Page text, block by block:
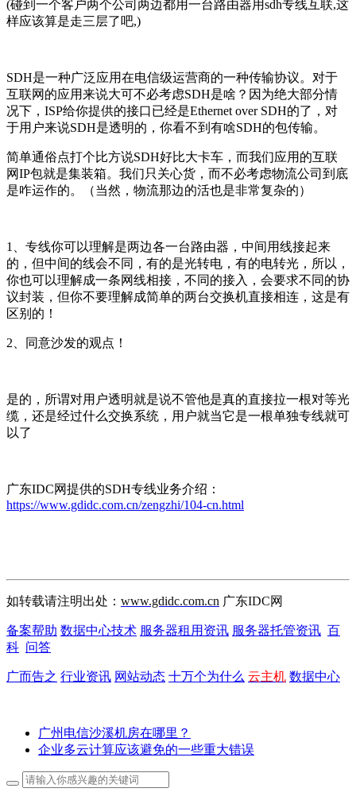
(碰到一个客户两个公司两边都用一台路由器用sdh专线互联,这
样应该算是走三层了吧,)
SDH是一种广泛应用在电信级运营商的一种传输协议。对于
互联网的应用来说大可不必考虑SDH是啥？因为绝大部分情
况下，ISP给你提供的接口已经是Ethernet over SDH的了，对
于用户来说SDH是透明的，你看不到有啥SDH的包传输。
简单通俗点打个比方说SDH好比大卡车，而我们应用的互联
网IP包就是集装箱。我们只关心货，而不必考虑物流公司到底
是咋运作的。（当然，物流那边的活也是非常复杂的）
1、专线你可以理解是两边各一台路由器，中间用线接起来
的，但中间的线会不同，有的是光转电，有的电转光，所以，
你也可以理解成一条网线相接，不同的接入，会要求不同的协
议封装，但你不要理解成简单的两台交换机直接相连，这是有
区别的！
2、同意沙发的观点！
是的，所谓对用户透明就是说不管他是真的直接拉一根对等光
缆，还是经过什么交换系统，用户就当它是一根单独专线就可
以了
广东IDC网提供的SDH专线业务介绍：
https://www.gdidc.com.cn/zengzhi/104-cn.html
如转载请注明出处： www.gdidc.com.cn 广东IDC网
备案帮助 数据中心技术 服务器租用资讯 服务器托管资讯 百
科 问答
广而告之 行业资讯 网站动态 十万个为什么 云主机 数据中心
广州电信沙溪机房在哪里？
企业多云计算应该避免的一些重大错误